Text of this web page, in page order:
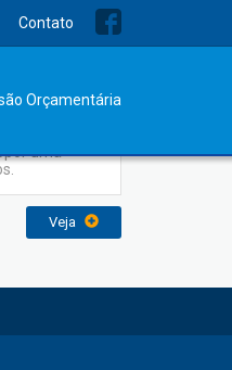
Contato
Orçamentária
uma
Veja